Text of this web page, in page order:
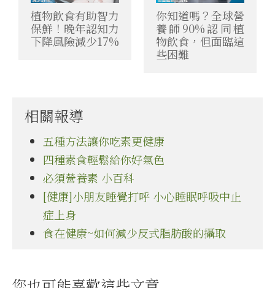
植物飲食有助智力
保鮮！晚年認知力
下降風險減少17%
你知道嗎？全球營
養師90%認同植
物飲食，但面臨這
些困難
相關報導
五種方法讓你吃素更健康
四種素食輕鬆給你好氣色
必須營養素 小百科
[健康]小朋友睡覺打呼 小心睡眠呼吸中止
症上身
食在健康~如何減少反式脂肪酸的攝取